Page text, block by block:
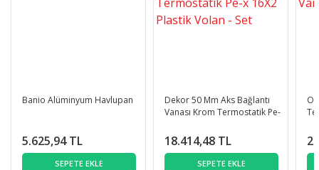
Banio Alüminyum Havlupan
5.625,94 TL
SEPETE EKLE
Dekor 50 Mm Aks Bağlantı
Vanası Krom Termostatik Pe-
18.414,48 TL
SEPETE EKLE